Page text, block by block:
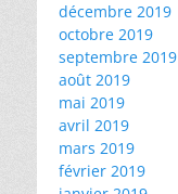
décembre 2019
octobre 2019
septembre 2019
août 2019
mai 2019
avril 2019
mars 2019
février 2019